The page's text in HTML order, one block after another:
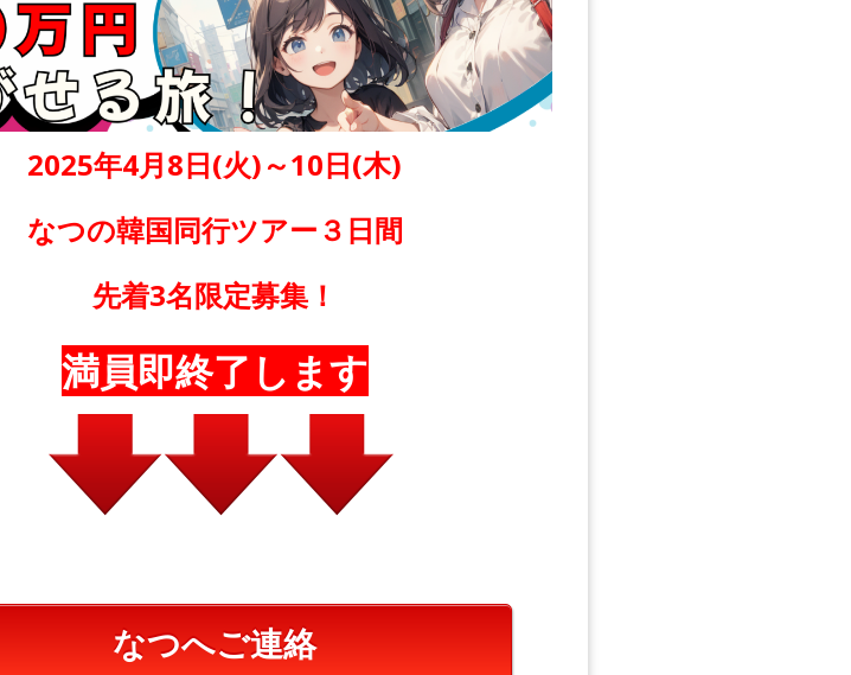
2025年4月8日(火)～10日(木)
なつの韓国同行ツアー３日間
先着3名限定募集！
満員即終了します
なつへご連絡